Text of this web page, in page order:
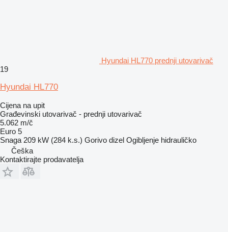
Hyundai HL770 prednji utovarivač
19
Hyundai HL770
Cijena na upit
Građevinski utovarivač - prednji utovarivač
5.062 m/č
Euro 5
Snaga 209 kW (284 k.s.) Gorivo dizel Ogibljenje hidrauličko
Češka
Kontaktirajte prodavatelja